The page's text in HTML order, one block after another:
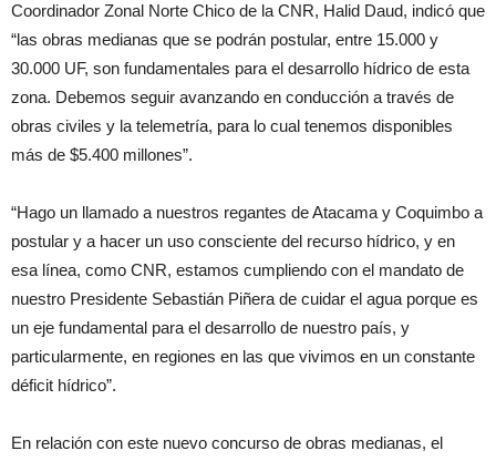
Coordinador Zonal Norte Chico de la CNR, Halid Daud, indicó que
“las obras medianas que se podrán postular, entre 15.000 y
30.000 UF, son fundamentales para el desarrollo hídrico de esta
zona. Debemos seguir avanzando en conducción a través de
obras civiles y la telemetría, para lo cual tenemos disponibles
más de $5.400 millones”.
“Hago un llamado a nuestros regantes de Atacama y Coquimbo a
postular y a hacer un uso consciente del recurso hídrico, y en
esa línea, como CNR, estamos cumpliendo con el mandato de
nuestro Presidente Sebastián Piñera de cuidar el agua porque es
un eje fundamental para el desarrollo de nuestro país, y
particularmente, en regiones en las que vivimos en un constante
déficit hídrico”.
En relación con este nuevo concurso de obras medianas, el